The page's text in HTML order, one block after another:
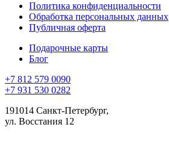
Политика конфиденциальности
Обработка персональных данных
Публичная оферта
Подарочные карты
Блог
+7 812 579 0090
+7 931 530 0282
191014 Санкт-Петербург,
ул. Восстания 12